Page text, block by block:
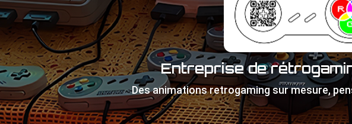
Entreprise de
Des animations retrogaming sur mesure,